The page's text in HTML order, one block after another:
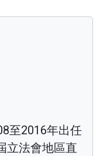
至2016年出任
立法會地區直